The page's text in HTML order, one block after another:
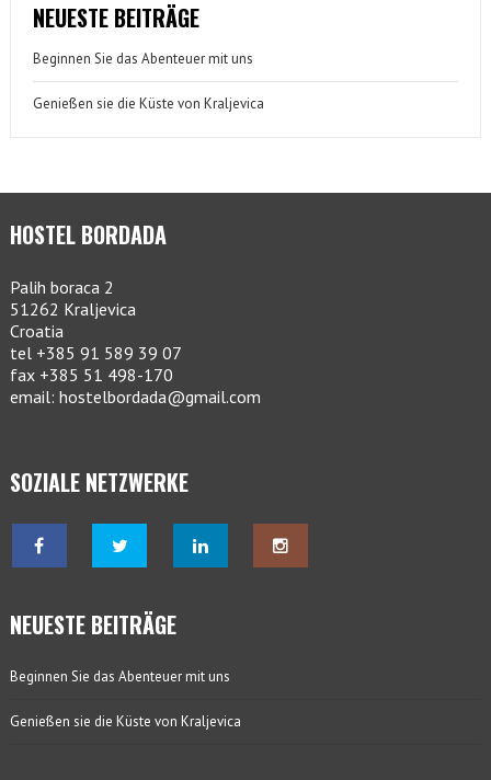
NEUESTE BEITRÄGE
Beginnen Sie das Abenteuer mit uns
Genießen sie die Küste von Kraljevica
HOSTEL BORDADA
Palih boraca 2
51262 Kraljevica
Croatia
tel +385 91 589 39 07
fax +385 51 498-170
email: hostelbordada@gmail.com
SOZIALE NETZWERKE
NEUESTE BEITRÄGE
Beginnen Sie das Abenteuer mit uns
Genießen sie die Küste von Kraljevica